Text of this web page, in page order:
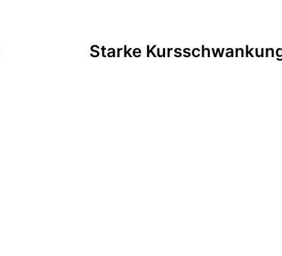
Starke